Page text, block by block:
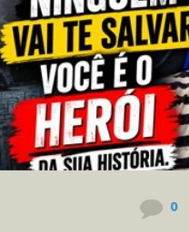
https://www.youtube.com/
melhor capítulo da sua
que hoje
0